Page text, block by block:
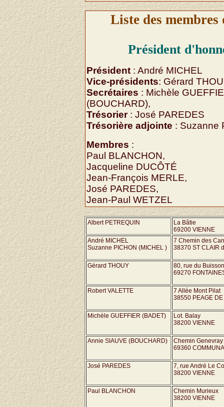
Liste des
Président
Président : André MICHEL
Vice-présidents: Gérard
Secrétaires : Michèle
(BOUCHARD),
Trésorier: José PAREDES
Trésorière adjointe : Suzanne
Membres :
Paul BLANCHON,
Jacqueline DUCÔTÉ
Jean-François MERLE,
José PAREDES,
Jean-Paul WETZEL
Albert PETREQUIN
La Bâtie
69200 VIENNE
André MICHEL
Suzanne PICHON (MICHEL )
7 Chemin des
38370 ST CLAIR
Gérard THOUY
80, rue du Buisson
69270
Robert VALETTE
7 Allée Mont Pilat
38550 PEAGE
Michèle GUEFFIER (BADET)
Lot. Balay
38200 VIENNE
Annie SIAUVE (BOUCHARD)
Chemin Genevray
69360
José PAREDES
7, rue André Le
38200 VIENNE
Paul BLANCHON
Chemin Murieux
38200 VIENNE